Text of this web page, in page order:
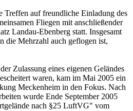
Treffen auf freundliche Einladung des
Fliegen mit anschließender
Landau-Ebenberg statt. Insgesamt
die Mehrzahl auch geflogen ist,
Zulassung eines eigenen Geländes
waren, kam im Mai 2005 ein
Meckenheim in den Fokus. Nach
wurde Ende September 2005
nach §25 LuftVG" vom